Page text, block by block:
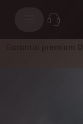
Garantía premium